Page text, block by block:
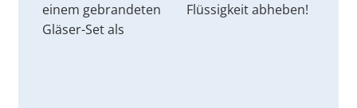
einem gebrandeten
Gläser-Set als
Flüssigkeit abheben!